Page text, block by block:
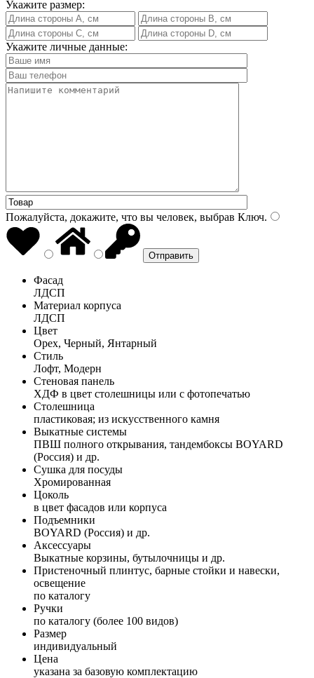
Укажите размер:
Укажите личные данные:
Пожалуйста, докажите, что вы человек, выбрав Ключ.
Фасад
ЛДСП
Материал корпуса
ЛДСП
Цвет
Орех, Черный, Янтарный
Стиль
Лофт, Модерн
Стеновая панель
ХДФ в цвет столешницы или с фотопечатью
Столешница
пластиковая; из искусственного камня
Выкатные системы
ПВШ полного открывания, тандембоксы BOYARD
(Россия) и др.
Сушка для посуды
Хромированная
Цоколь
в цвет фасадов или корпуса
Подъемники
BOYARD (Россия) и др.
Аксессуары
Выкатные корзины, бутылочницы и др.
Пристеночный плинтус, барные стойки и навески,
освещение
по каталогу
Ручки
по каталогу (более 100 видов)
Размер
индивидуальный
Цена
указана за базовую комплектацию